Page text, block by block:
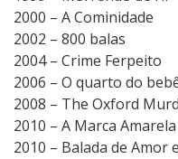
2000 – A Cominidade
2002 – 800 balas
2004 – Crime Ferpeito
2006 – O quarto do
2008 – The Oxford
2010 – A Marca Amarela
2010 – Balada de Amor